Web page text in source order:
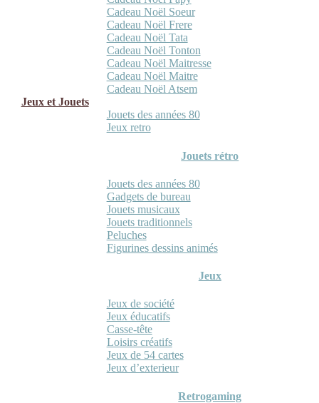
Cadeau Noël Soeur
Cadeau Noël Frere
Cadeau Noël Tata
Cadeau Noël Tonton
Cadeau Noël Maitresse
Cadeau Noël Maitre
Cadeau Noël Atsem
Jeux et Jouets
Jouets des années 80
Jeux retro
Jouets rétro
Jouets des années 80
Gadgets de bureau
Jouets musicaux
Jouets traditionnels
Peluches
Figurines dessins animés
Jeux
Jeux de société
Jeux éducatifs
Casse-tête
Loisirs créatifs
Jeux de 54 cartes
Jeux d’exterieur
Retrogaming